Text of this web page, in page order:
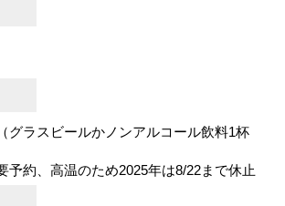
グラスビールかノンアルコール飲料1杯
予約、高温のため2025年は8/22まで休止